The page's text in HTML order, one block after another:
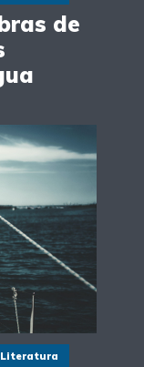
de
Literatura